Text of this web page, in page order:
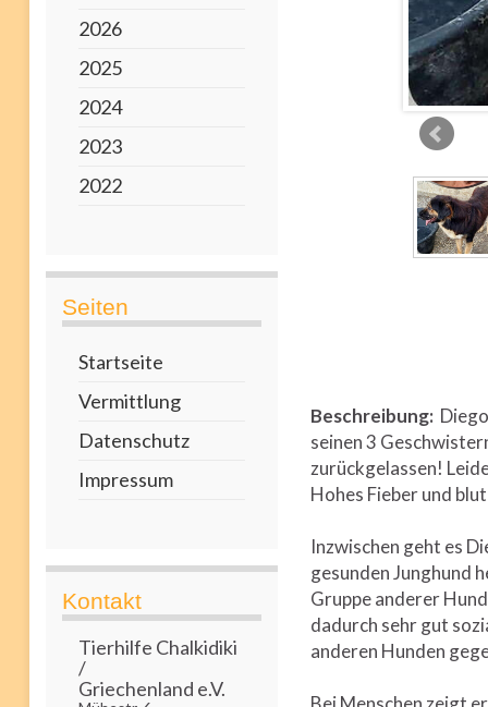
2026
2025
2024
2023
2022
Seiten
Startseite
Vermittlung
Datenschutz
Impressum
Kontakt
Tierhilfe Chalkidiki
/
Griechenland e.V.
Beschreibung:
seinen 3
zurückgelassen!
Hohes Fieber und
Inzwischen geht es
gesunden Junghund
Gruppe anderer
dadurch sehr gut
anderen Hunden